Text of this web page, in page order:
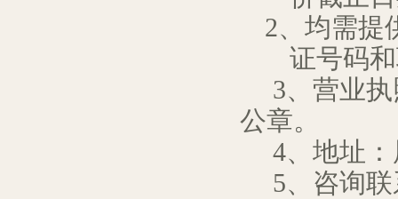
2、均需提
证号码
3、营业
公章。
4、地址
5、咨询